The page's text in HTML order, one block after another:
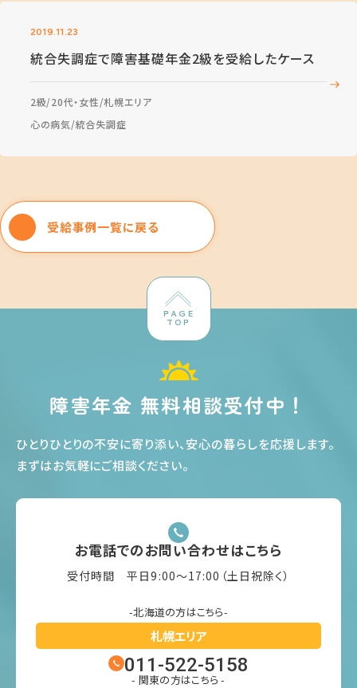
2019.11.23
統合失調症で障害基礎年金2級を受給したケース
2級 20代・女性 札幌エリア
心の病気 統合失調症
受給事例一覧に戻る
PAGE
TOP
障害年金 無料相談受付中！
ひとりひとりの不安に寄り添い、安心の暮らしを応援します。
まずはお気軽にご相談ください。
お電話でのお問い合わせはこちら
受付時間 平日9:00〜17:00（土日祝除く）
-北海道の方はこちら-
札幌エリア
011-522-5158
- 関東の方はこちら -